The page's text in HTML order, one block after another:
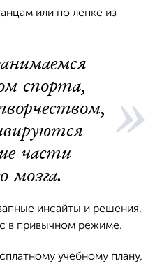
или по лепке из
спорта,
части
мозга.
инсайты и решения,
в привычном режиме.
учебному плану,